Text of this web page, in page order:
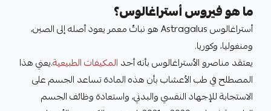
ما هو فيروس أستراغالوس؟
أستراغالوس Astragalus هو نباتٌ معمر يعود أصله إلى الصين،
ومنغوليا، وكوريا.
يعتقد مناصرو الأستراغالوس بأنه أحد المكيفات الطبيعية.يعني هذا
المصطلح في طب الأعشاب بأن هذه المادة تساعد الجسم على
الاستجابة للإجهاد النفسي والبدني، واستعادة وظائف الجسم